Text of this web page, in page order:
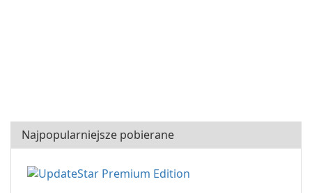
Najpopularniejsze pobierane